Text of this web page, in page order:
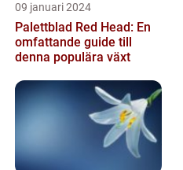
09 januari 2024
Palettblad Red Head: En
omfattande guide till
denna populära växt